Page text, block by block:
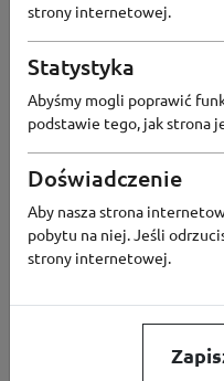
strony internetowej.
Statystyka
Abyśmy mogli poprawić
podstawie tego, jak strona
Doświadczenie
Aby nasza strona
pobytu na niej. Jeśli
strony internetowej.